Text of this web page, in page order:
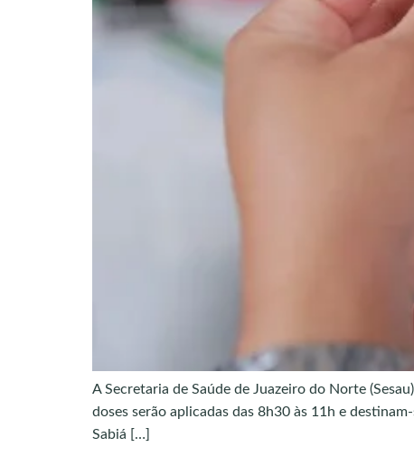
A Secretaria de Saúde de Juazeiro do Norte
doses serão aplicadas das 8h30 às 11h e
Sabiá […]